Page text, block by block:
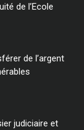
de l’Ecole
de l’argent
judiciaire et